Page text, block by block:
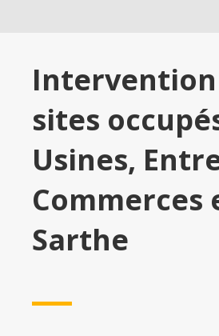
sites
Usines,
Commerces
Sarthe